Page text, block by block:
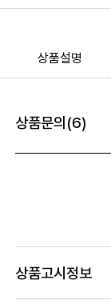
상품설명
상품문의(6)
상품고시정보